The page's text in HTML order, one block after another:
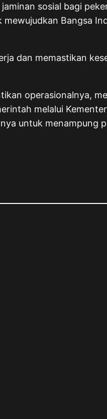
sosial bagi
Bangsa
dan memastikan
operasionalnya,
melalui
untuk menampung